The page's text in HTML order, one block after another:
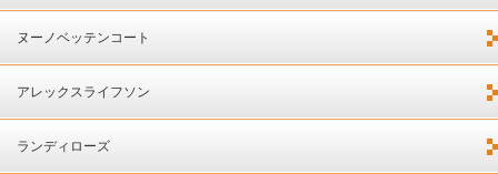
ヌーノベッテンコート
アレックスライフソン
ランディローズ